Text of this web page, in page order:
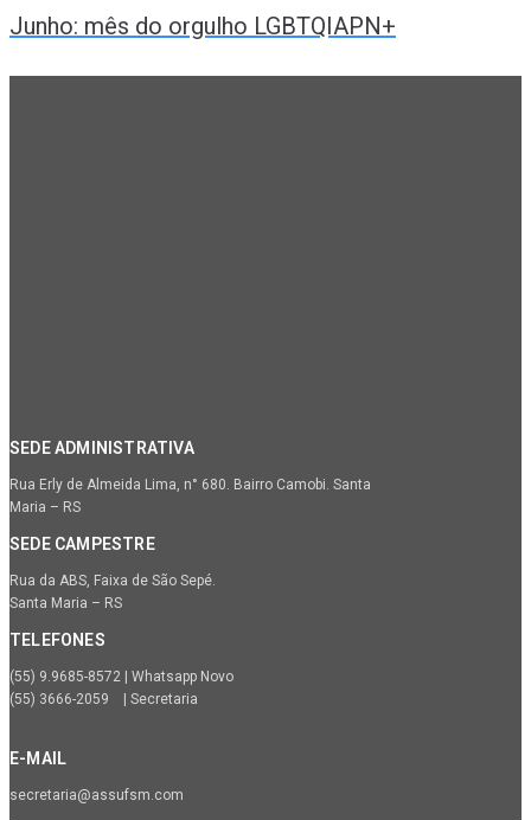
Junho: mês do orgulho LGBTQIAPN+
SEDE ADMINISTRATIVA
Rua Erly de Almeida Lima, n° 680. Bairro Camobi. Santa
Maria – RS
SEDE CAMPESTRE
Rua da ABS, Faixa de São Sepé.
Santa Maria – RS
TELEFONES
(55) 9.9685-8572 | Whatsapp Novo
(55) 3666-2059 | Secretaria
E-MAIL
secretaria@assufsm.com